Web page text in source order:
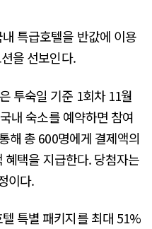
특급호텔을 반값에 이용
을 선보인다.
투숙일 기준 1회차 11월
내 숙소를 예약하면 참여
해 총 600명에게 결제액의
택을 지급한다. 당첨자는
이다.
특별 패키지를 최대 51%